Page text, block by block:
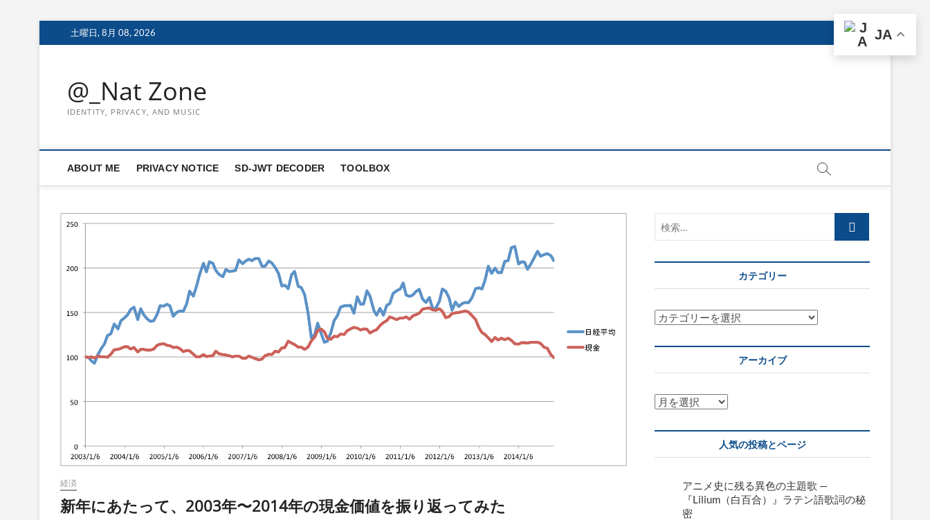
to
土曜日, 8月 08, 2026
@_Nat Zone
IDENTITY, PRIVACY, AND MUSIC
ABOUT ME PRIVACY NOTICE SD-JWT DECODER TOOLBOX
経済
新年にあたって、2003年〜2014年の現金価値を振り返ってみた
索…
カテゴリー
カ
ゴ
ー
アーカイブ
ア
カ
ブ
人気の投稿とページ
アニメ史に残る異色の主題歌 —
『Lilium（白百合）』ラテン語歌詞の秘
密
JA